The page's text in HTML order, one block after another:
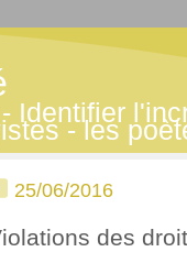
Identifier
- les
25/06/2016
des